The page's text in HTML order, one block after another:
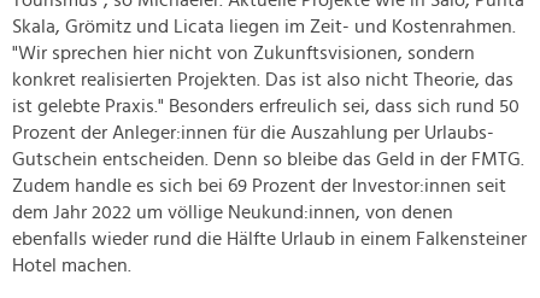
Skala, Grömitz und Licata liegen im Zeit- und Kostenrahmen.
"Wir sprechen hier nicht von Zukunftsvisionen, sondern
konkret realisierten Projekten. Das ist also nicht Theorie, das
ist gelebte Praxis." Besonders erfreulich sei, dass sich rund 50
Prozent der Anleger:innen für die Auszahlung per Urlaubs-
Gutschein entscheiden. Denn so bleibe das Geld in der FMTG.
Zudem handle es sich bei 69 Prozent der Investor:innen seit
dem Jahr 2022 um völlige Neukund:innen, von denen
ebenfalls wieder rund die Hälfte Urlaub in einem Falkensteiner
Hotel machen.